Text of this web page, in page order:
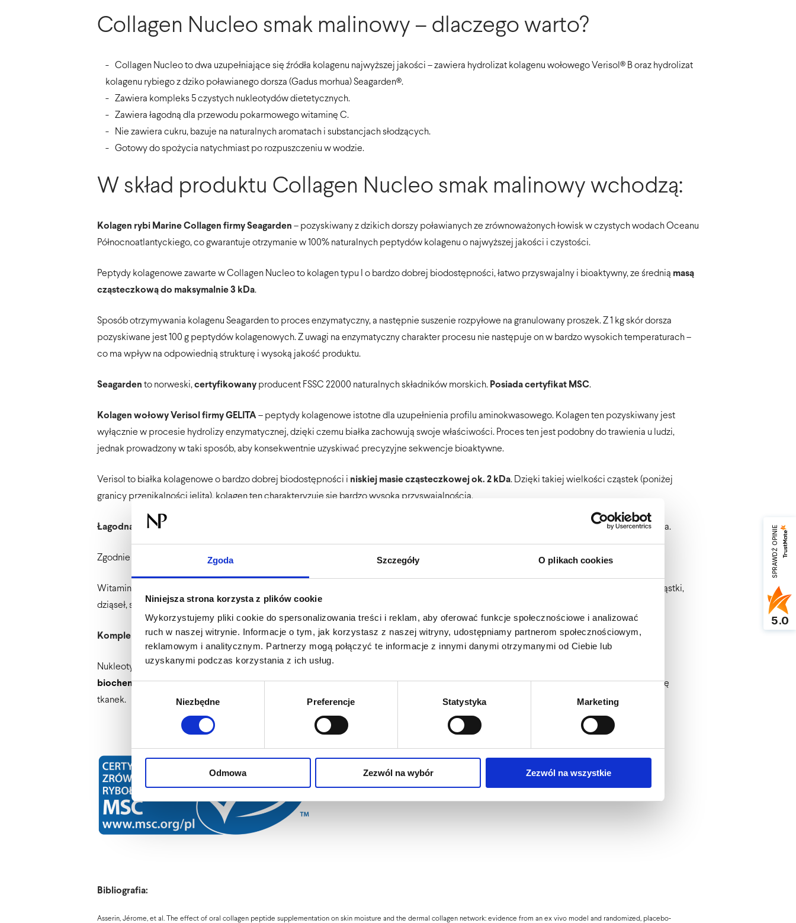
Zgoda Szczegóły O plikach cookies
Niniejsza strona korzysta z plików cookie
Wykorzystujemy pliki cookie do spersonalizowania treści i reklam, aby oferować funkcje społecznościowe i analizować
ruch w naszej witrynie. Informacje o tym, jak korzystasz z naszej witryny, udostępniamy partnerom społecznościowym,
reklamowym i analitycznym. Partnerzy mogą połączyć te informacje z innymi danymi otrzymanymi od Ciebie lub
uzyskanymi podczas korzystania z ich usług.
Wybór
Niezbędne Preferencje Statystyka Marketing
Odmowa Zezwól na wybór Zezwól na wszystkie
Collagen Nucleo smak malinowy – dlaczego warto?
Collagen Nucleo to dwa uzupełniające się źródła kolagenu najwyższej jakości – zawiera hydrolizat kolagenu wołowego Verisol® B oraz hydrolizat
kolagenu rybiego z dziko poławianego dorsza (Gadus morhua) Seagarden®.
Zawiera kompleks 5 czystych nukleotydów dietetycznych.
Zawiera łagodną dla przewodu pokarmowego witaminę C.
Nie zawiera cukru, bazuje na naturalnych aromatach i substancjach słodzących.
Gotowy do spożycia natychmiast po rozpuszczeniu w wodzie.
W skład produktu Collagen Nucleo smak malinowy wchodzą:
Kolagen rybi Marine Collagen firmy Seagarden – pozyskiwany z dzikich dorszy poławianych ze zrównoważonych łowisk w czystych wodach Oceanu
Północnoatlantyckiego, co gwarantuje otrzymanie w 100% naturalnych peptydów kolagenu o najwyższej jakości i czystości.
Peptydy kolagenowe zawarte w Collagen Nucleo to kolagen typu I o bardzo dobrej biodostępności, łatwo przyswajalny i bioaktywny, ze średnią masą
cząsteczkową do maksymalnie 3 kDa.
Sposób otrzymywania kolagenu Seagarden to proces enzymatyczny, a następnie suszenie rozpyłowe na granulowany proszek. Z 1 kg skór dorsza
pozyskiwane jest 100 g peptydów kolagenowych. Z uwagi na enzymatyczny charakter procesu nie następuje on w bardzo wysokich temperaturach –
co ma wpływ na odpowiednią strukturę i wysoką jakość produktu.
Seagarden to norweski, certyfikowany producent FSSC 22000 naturalnych składników morskich. Posiada certyfikat MSC.
Kolagen wołowy Verisol firmy GELITA – peptydy kolagenowe istotne dla uzupełnienia profilu aminokwasowego. Kolagen ten pozyskiwany jest
wyłącznie w procesie hydrolizy enzymatycznej, dzięki czemu białka zachowują swoje właściwości. Proces ten jest podobny do trawienia u ludzi,
jednak prowadzony w taki sposób, aby konsekwentnie uzyskiwać precyzyjne sekwencje bioaktywne.
Verisol to białka kolagenowe o bardzo dobrej biodostępności i niskiej masie cząsteczkowej ok. 2 kDa. Dzięki takiej wielkości cząstek (poniżej
granicy przenikalności jelita), kolagen ten charakteryzuje się bardzo wysoką przyswajalnością.
Łagodna witamina C – łagodna dla przewodu pokarmowego witamina C w formie askorbinianu sodu, która ma neutralny odczyn i nie podrażnia.
Zgodnie z oświadczeniami zdrowotnymi zatwierdzonymi przez EFSA:
Witamina C pomaga w prawidłowej produkcji kolagenu w celu zapewnienia prawidłowego funkcjonowania naczyń krwionośnych, kości, chrząstki,
dziąseł, skóry i zębów.
Kompleks 5 czystych nukleotydów dietetycznych – w celu wsparcia procesów odnowy komórkowej.
Nukleotydy są związkami wewnątrzkomórkowymi o małej masie cząsteczkowej, które
biochemicznychprocesach w organizmie człowieka. Pozytywnie wpływają na gospodarkę lipidową, odporność oraz wzrost, rozwój i naprawę
tkanek.
Bibliografia:
Asserin, Jérome, et al. The effect of oral collagen peptide supplementation on skin moisture and the dermal collagen network: evidence from an ex vivo model and randomized, placebo‐
SPRAWDŹ OPINIE
5.0